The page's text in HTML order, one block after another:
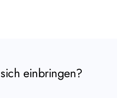
einbringen?